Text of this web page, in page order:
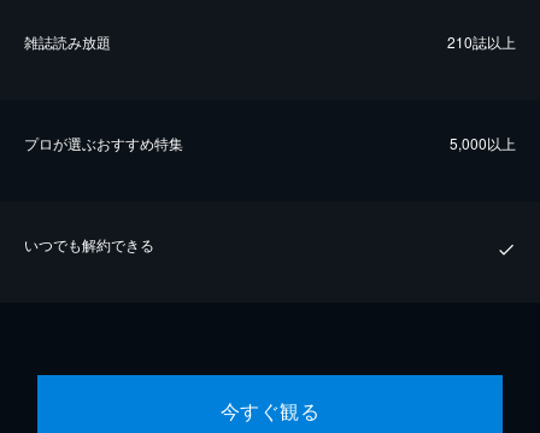
雑誌読み放題 210誌以上
プロが選ぶおすすめ特集 5,000以上
いつでも解約できる
今すぐ観る